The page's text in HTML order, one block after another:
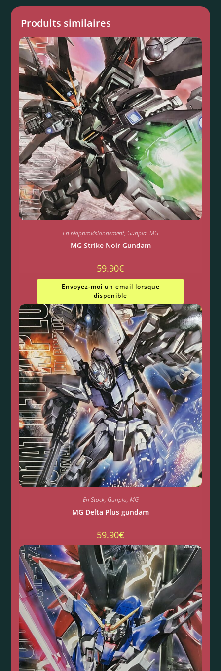
Produits similaires
En réapprovisionnement, Gunpla, MG
MG Strike Noir Gundam
59.90€
Envoyez-moi un email lorsque
disponible
En Stock, Gunpla, MG
MG Delta Plus gundam
59.90€